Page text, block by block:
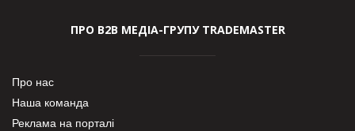
ПРО В2В МЕДІА-ГРУПУ TRADEMASTER
Про нас
Наша команда
Реклама на порталі